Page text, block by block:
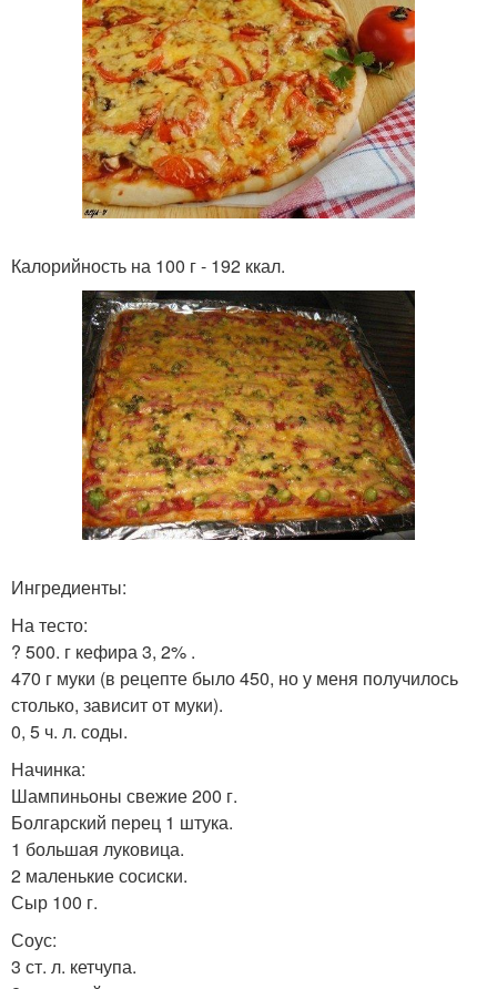
Калорийность на 100 г - 192 ккал.
Ингредиенты:
На тесто:
? 500. г кефира 3, 2% .
470 г муки (в рецепте было 450, но у меня получилось
столько, зависит от муки).
0, 5 ч. л. соды.
Начинка:
Шампиньоны свежие 200 г.
Болгарский перец 1 штука.
1 большая луковица.
2 маленькие сосиски.
Сыр 100 г.
Соус:
3 ст. л. кетчупа.